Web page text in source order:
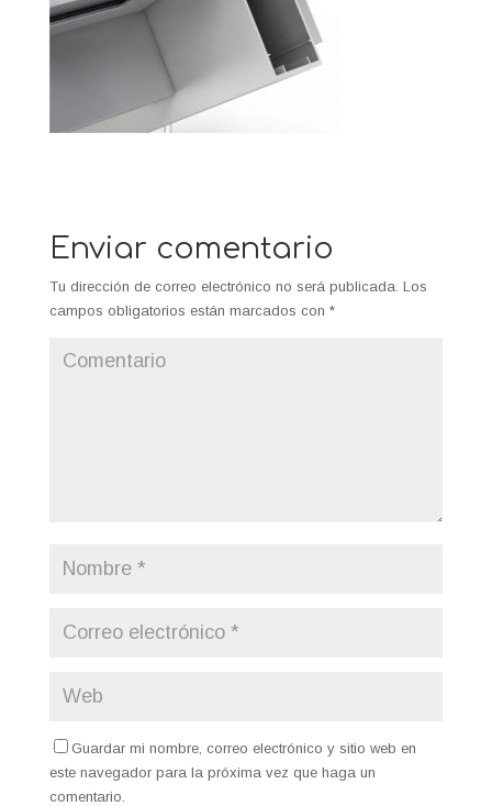
Enviar comentario
Tu dirección de correo electrónico no será publicada. Los
campos obligatorios están marcados con *
Guardar mi nombre, correo electrónico y sitio web en
este navegador para la próxima vez que haga un
comentario.